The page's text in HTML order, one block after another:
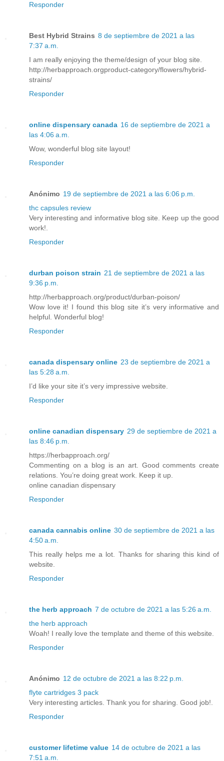
Responder
Best Hybrid Strains 8 de septiembre de 2021 a las
7:37 a.m.
I am really enjoying the theme/design of your blog site.
http://herbapproach.orgproduct-category/flowers/hybrid-
strains/
Responder
online dispensary canada 16 de septiembre de 2021 a
las 4:06 a.m.
Wow, wonderful blog site layout!
Responder
Anónimo 19 de septiembre de 2021 a las 6:06 p.m.
thc capsules review
Very interesting and informative blog site. Keep up the good
work!.
Responder
durban poison strain 21 de septiembre de 2021 a las
9:36 p.m.
http://herbapproach.org/product/durban-poison/
Wow love it! I found this blog site it’s very informative and
helpful. Wonderful blog!
Responder
canada dispensary online 23 de septiembre de 2021 a
las 5:28 a.m.
I’d like your site it’s very impressive website.
Responder
online canadian dispensary 29 de septiembre de 2021 a
las 8:46 p.m.
https://herbapproach.org/
Commenting on a blog is an art. Good comments create
relations. You’re doing great work. Keep it up.
online canadian dispensary
Responder
canada cannabis online 30 de septiembre de 2021 a las
4:50 a.m.
This really helps me a lot. Thanks for sharing this kind of
website.
Responder
the herb approach 7 de octubre de 2021 a las 5:26 a.m.
the herb approach
Woah! I really love the template and theme of this website.
Responder
Anónimo 12 de octubre de 2021 a las 8:22 p.m.
flyte cartridges 3 pack
Very interesting articles. Thank you for sharing. Good job!.
Responder
customer lifetime value 14 de octubre de 2021 a las
7:51 a.m.